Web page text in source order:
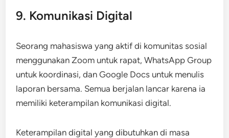
9. Komunikasi Digital
Seorang mahasiswa yang aktif di komunitas sosial
menggunakan Zoom untuk rapat, WhatsApp Group
untuk koordinasi, dan Google Docs untuk menulis
laporan bersama. Semua berjalan lancar karena ia
memiliki keterampilan komunikasi digital.
Keterampilan digital yang dibutuhkan di masa